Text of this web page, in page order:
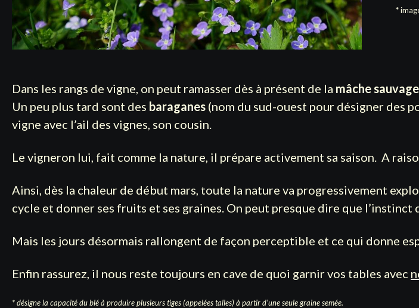
*
Dans les rangs de vigne, on peut ramasser dès à présent de la mâche sauvage
Un peu plus tard sont des baraganes (nom du sud-ouest pour désigner des
vigne avec l’ail des vignes, son cousin.
Le vigneron lui, fait comme la nature, il prépare activement sa saison. A
Ainsi, dès la chaleur de début mars, toute la nature va progressivement
cycle et donner ses fruits et ses graines. On peut presque dire que
Mais les jours désormais rallongent de façon perceptible et ce qui donne
Enfin rassurez, il nous reste toujours en cave de quoi garnir vos tables avec
* désigne la capacité du blé à produire plusieurs tiges (appelées talles) à partir d’une seule graine semée.